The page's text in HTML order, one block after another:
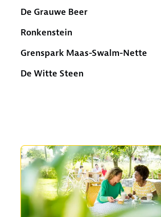
De Grauwe Beer
Ronkenstein
Grenspark Maas-Swalm-Nette
De Witte Steen